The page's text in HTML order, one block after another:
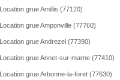
Location grue Amillis (77120)
Location grue Amponville (77760)
Location grue Andrezel (77390)
Location grue Annet-sur-marne (77410)
Location grue Arbonne-la-foret (77630)